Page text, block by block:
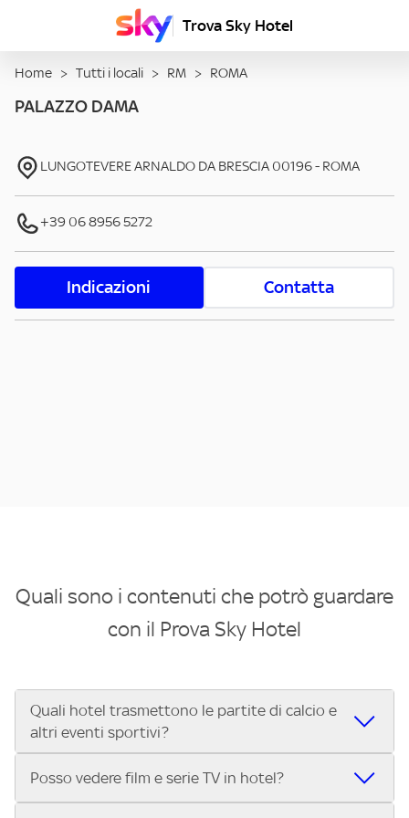
Trova Sky Hotel
Home > Tutti i locali > RM > ROMA
PALAZZO DAMA
LUNGOTEVERE ARNALDO DA BRESCIA 00196- ROMA
+39 06 8956 5272
Indicazioni Contatta
Quali sono i contenuti che potrò guardare
con il Prova Sky Hotel
Quali hotel trasmettono le partite di calcio e
altri eventi sportivi?
Se cerchi un hotel dove poter vedere le partite di Serie A,
Posso vedere film e serie TV in hotel?